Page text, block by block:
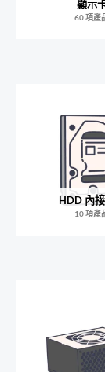
顯示
60 項產
HDD 內
10 項產